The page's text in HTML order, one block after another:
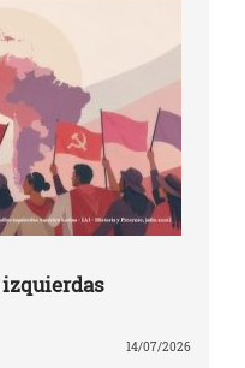
14/07/2026